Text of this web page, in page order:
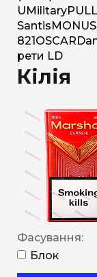
U MilitaryPULL
Santis MONUS
821 OSCAR
рети LD
Кілія
Фасування:
Блок